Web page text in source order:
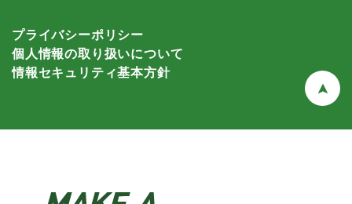
プライバシーポリシー
個人情報の取り扱いについて
情報セキュリティ基本方針